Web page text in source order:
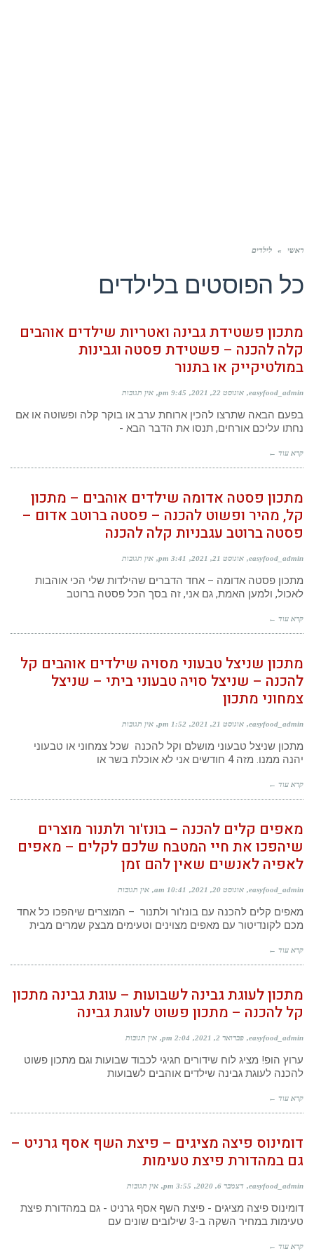
ראשי » לילדים
כל הפוסטים בלילדים
מתכון פשטידת גבינה ואטריות שילדים אוהבים
קלה להכנה – פשטידת פסטה וגבינות
במולטיקייק או בתנור
easyfood_admin אוגוסט 22, 2021 9:45 pm אין תגובות
בפעם הבאה שתרצו להכין ארוחת ערב או בוקר קלה ופשוטה או אם
נחתו עליכם אורחים, תנסו את הדבר הבא -
קרא עוד ←
מתכון פסטה אדומה שילדים אוהבים – מתכון
קל, מהיר ופשוט להכנה – פסטה ברוטב אדום –
פסטה ברוטב עגבניות קלה להכנה
easyfood_admin אוגוסט 21, 2021 3:41 pm אין תגובות
מתכון פסטה אדומה – אחד הדברים שהילדות שלי הכי אוהבות
לאכול, ולמען האמת, גם אני, זה בסך הכל פסטה ברוטב
קרא עוד ←
מתכון שניצל טבעוני מסויה שילדים אוהבים קל
להכנה – שניצל סויה טבעוני ביתי – שניצל
צמחוני מתכון
easyfood_admin אוגוסט 21, 2021 1:52 pm אין תגובות
מתכון שניצל טבעוני מושלם וקל להכנה שכל צמחוני או טבעוני
יהנה ממנו. מזה 4 חודשים אני לא אוכלת בשר או
קרא עוד ←
מאפים קלים להכנה – בונז'ור ולתנור מוצרים
שיהפכו את חיי המטבח שלכם לקלים – מאפים
לאפיה לאנשים שאין להם זמן
easyfood_admin אוגוסט 20, 2021 10:41 am אין תגובות
מאפים קלים להכנה עם בונז'ור ולתנור – המוצרים שיהפכו כל אחד
מכם לקונדיטור עם מאפים מצוינים וטעימים מבצק שמרים מבית
קרא עוד ←
מתכון לעוגת גבינה לשבועות – עוגת גבינה מתכון
קל להכנה – מתכון פשוט לעוגת גבינה
easyfood_admin פברואר 2, 2021 2:04 pm אין תגובות
ערוץ הופ! מציג לוח שידורים חגיגי לכבוד שבועות וגם מתכון פשוט
להכנה לעוגת גבינה שילדים אוהבים לשבועות
קרא עוד ←
דומינוס פיצה מציגים – פיצת השף אסף גרניט –
גם במהדורת פיצת טעימות
easyfood_admin דצמבר 6, 2020 3:55 pm אין תגובות
דומינוס פיצה מציגים - פיצת השף אסף גרניט - גם במהדורת פיצת
טעימות במחיר השקה ב-3 שילובים שונים עם
קרא עוד ←